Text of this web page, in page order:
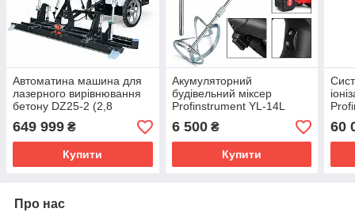
Автоматина машина для
лазерного вирівнювання
бетону DZ25-2 (2,8
649 999 ₴
Купити
Акумуляторний
будівельний міксер
Profinstrument YL-14L
6 500₴
Купити
мВ)
60
Про нас